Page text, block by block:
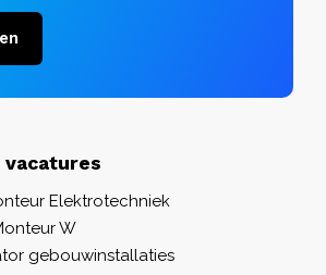
Elektrotechniek
W
gebouwinstallaties